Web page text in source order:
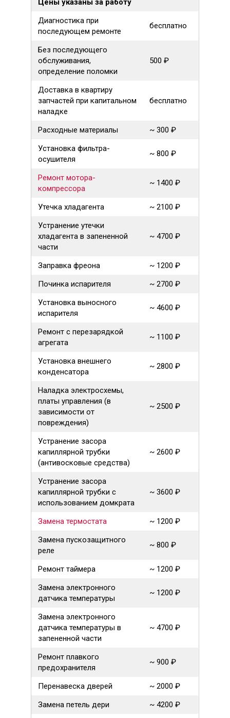
Цены указаны за работу
Диагностика при
последующем ремонте
бесплатно
Без последующего
обслуживания,
определение поломки
500 ₽
Доставка в квартиру
запчастей при капитальном
наладке
бесплатно
Расходные материалы
~ 300 ₽
Установка фильтра-
осушителя
~ 800 ₽
Ремонт мотора-
компрессора
~ 1400 ₽
Утечка хладагента
~ 2100 ₽
Устранение утечки
хладагента в запененной
части
~ 4700 ₽
Заправка фреона
~ 1200 ₽
Починка испарителя
~ 2700 ₽
Установка выносного
испарителя
~ 4600 ₽
Ремонт с перезарядкой
агрегата
~ 1100 ₽
Установка внешнего
конденсатора
~ 2800 ₽
Наладка электросхемы,
платы управления (в
зависимости от
повреждения)
~ 2500 ₽
Устранение засора
капиллярной трубки
(антивосковые средства)
~ 2600 ₽
Устранение засора
капиллярной трубки с
использованием домкрата
~ 3600 ₽
Замена термостата
~ 1200 ₽
Замена пускозащитного
реле
~ 800 ₽
Ремонт таймера
~ 1200 ₽
Замена электронного
датчика температуры
~ 1200 ₽
Замена электронного
датчика температуры в
запененной части
~ 4700 ₽
Ремонт плавкого
предохранителя
~ 900 ₽
Перенавеска дверей
~ 2000 ₽
Замена петель дери
~ 4200 ₽